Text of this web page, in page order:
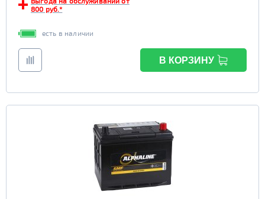
800 руб.*
есть в наличии
В КОРЗИНУ